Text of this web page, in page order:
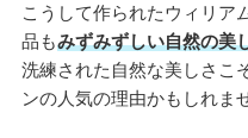
こうして作られたウィリア
品もみずみずしい自然の美
洗練された自然な美しさこ
ンの人気の理由かもしれま